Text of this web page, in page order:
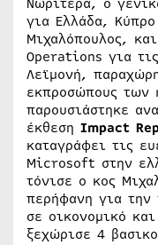
για Ελλάδα,
Μιχαλόπουλος,
Operations για
Λεϊμονή,
εκπροσώπους
παρουσιάστηκε
έκθεση Impact
καταγράφει τις
Microsoft στην
τόνισε ο κος
περήφανη για την
σε οικονομικό
ξεχώρισε 4